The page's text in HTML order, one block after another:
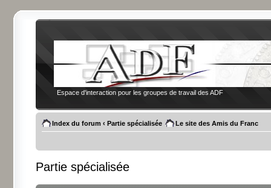
Espace d'interaction pour les groupes de travail des ADF
Index du forum ‹ Partie spécialisée Le site des Amis du Franc
Partie spécialisée